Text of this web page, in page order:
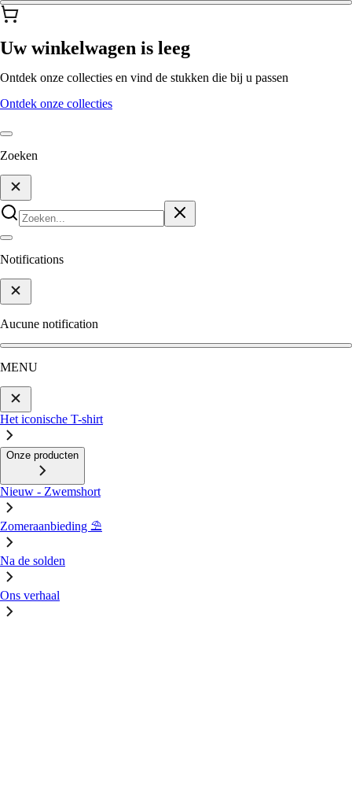
Uw winkelwagen is leeg
Ontdek onze collecties en vind de stukken die bij u passen
Ontdek onze collecties
Zoeken
Notifications
Aucune notification
MENU
Het iconische T-shirt
Onze producten
Nieuw - Zwemshort
Zomeraanbieding ⛱️
Na de solden
Ons verhaal